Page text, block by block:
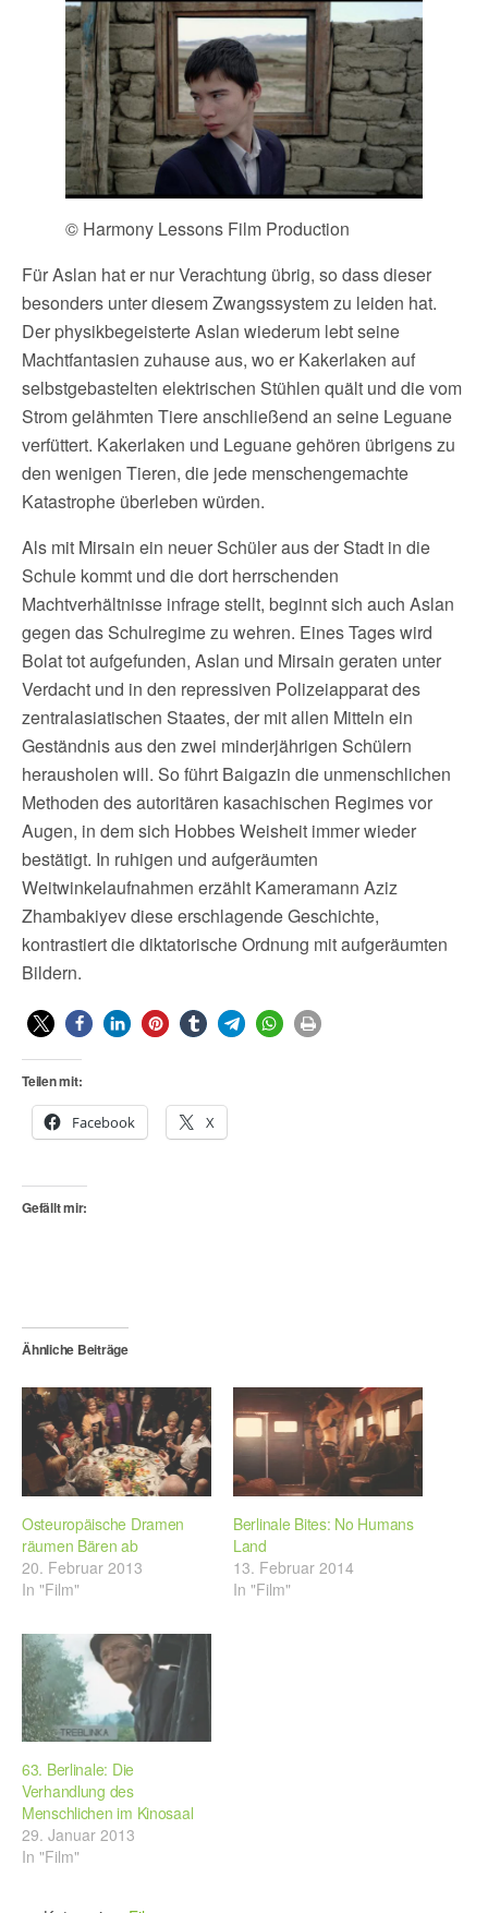
© Harmony Lessons Film Production
Für Aslan hat er nur Verachtung übrig, so dass dieser
besonders unter diesem Zwangssystem zu leiden hat.
Der physikbegeisterte Aslan wiederum lebt seine
Machtfantasien zuhause aus, wo er Kakerlaken auf
selbstgebastelten elektrischen Stühlen quält und die vom
Strom gelähmten Tiere anschließend an seine Leguane
verfüttert. Kakerlaken und Leguane gehören übrigens zu
den wenigen Tieren, die jede menschengemachte
Katastrophe überleben würden.
Als mit Mirsain ein neuer Schüler aus der Stadt in die
Schule kommt und die dort herrschenden
Machtverhältnisse infrage stellt, beginnt sich auch Aslan
gegen das Schulregime zu wehren. Eines Tages wird
Bolat tot aufgefunden, Aslan und Mirsain geraten unter
Verdacht und in den repressiven Polizeiapparat des
zentralasiatischen Staates, der mit allen Mitteln ein
Geständnis aus den zwei minderjährigen Schülern
herausholen will. So führt Baigazin die unmenschlichen
Methoden des autoritären kasachischen Regimes vor
Augen, in dem sich Hobbes Weisheit immer wieder
bestätigt. In ruhigen und aufgeräumten
Weitwinkelaufnahmen erzählt Kameramann Aziz
Zhambakiyev diese erschlagende Geschichte,
kontrastiert die diktatorische Ordnung mit aufgeräumten
Bildern.
Teilen mit:
Facebook X
Gefällt mir:
Ähnliche Beiträge
Osteuropäische Dramen
räumen Bären ab
20. Februar 2013
In "Film"
Berlinale Bites: No Humans
Land
13. Februar 2014
In "Film"
63. Berlinale: Die
Verhandlung des
Menschlichen im Kinosaal
29. Januar 2013
In "Film"